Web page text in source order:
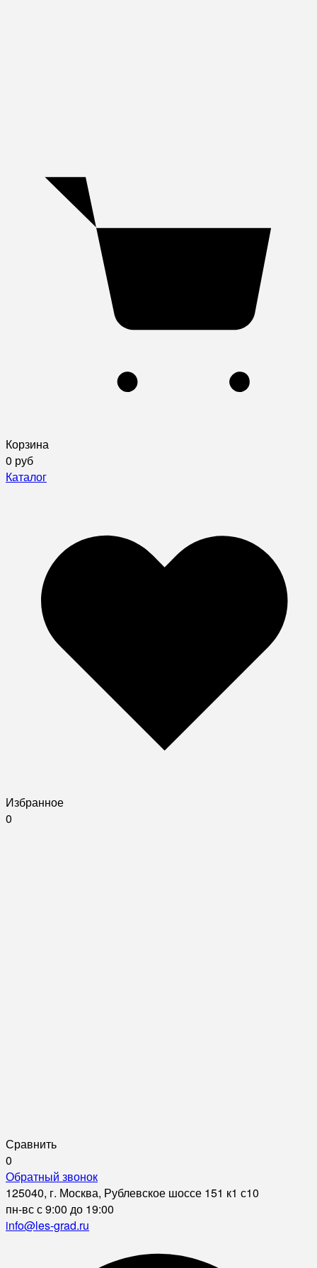
Корзина
0 руб
Каталог
Избранное
0
Сравнить
0
Обратный звонок
125040, г. Москва, Рублевское шоссе 151 к1 с10
пн-вс с 9:00 до 19:00
info@les-grad.ru